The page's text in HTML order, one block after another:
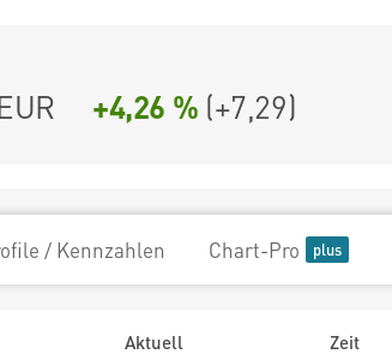
+4,26 % (+7,29)
/ Kennzahlen Chart-Pro
Aktuell Zeit